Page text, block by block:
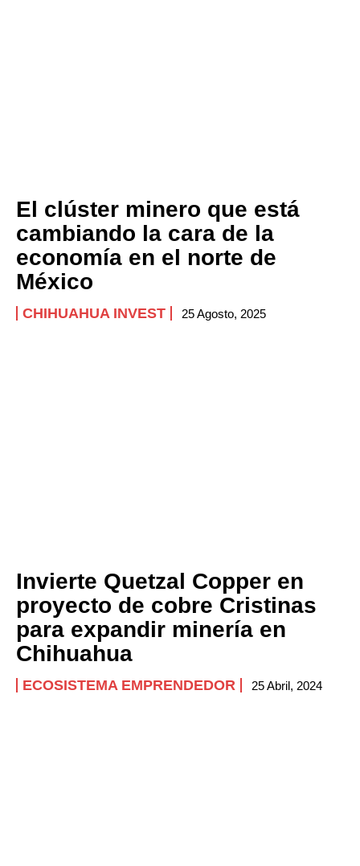
El clúster minero que está
cambiando la cara de la
economía en el norte de
México
CHIHUAHUA INVEST 25 Agosto, 2025
Invierte Quetzal Copper en
proyecto de cobre Cristinas
para expandir minería en
Chihuahua
ECOSISTEMA EMPRENDEDOR 25 Abril, 2024